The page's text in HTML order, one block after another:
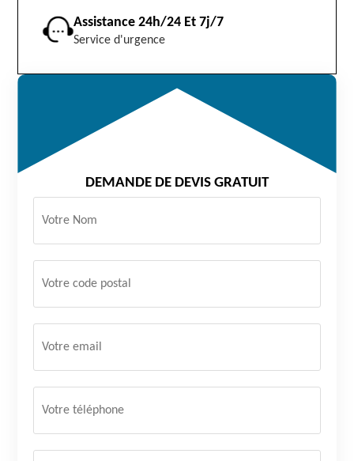
Assistance 24h/24 Et 7j/7
Service d'urgence
DEMANDE DE DEVIS GRATUIT